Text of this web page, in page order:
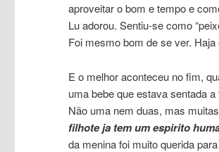
aproveitar o bom e tempo e
Lu adorou. Sentiu-se como
Foi mesmo bom de se ver.
E o melhor aconteceu no fim,
uma bebe que estava sentada
Não uma nem duas, mas
filhote ja tem um espirito
da menina foi muito querida